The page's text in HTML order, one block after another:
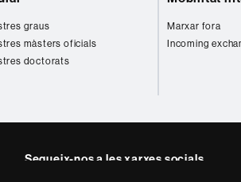
graus
màsters oficials
doctorats
Marxar fora
Incoming
Segueix-nos a les xarxes socials